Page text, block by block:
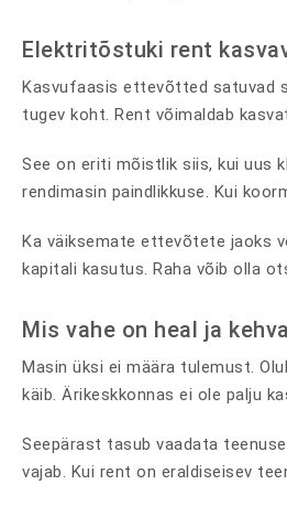
Elektritõstuki rent
Kasvufaasis ettevõtted satuvad
tugev koht. Rent võimaldab
See on eriti mõistlik siis, kui uus
rendimasin paindlikkuse. Kui
Ka väiksemate ettevõtete jaoks
kapitali kasutus. Raha võib olla
Mis vahe on heal ja
Masin üksi ei määra tulemust.
käib. Ärikeskkonnas ei ole palju
Seepärast tasub vaadata
vajab. Kui rent on eraldiseisev